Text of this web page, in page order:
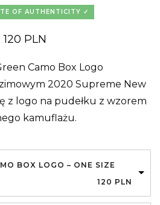
OF AUTHENTICITY
120 PLN
Camo Box Logo
2020 Supreme New
z logo na pudełku z wzorem
kamuflażu.
BOX LOGO – ONE SIZE
120 PLN